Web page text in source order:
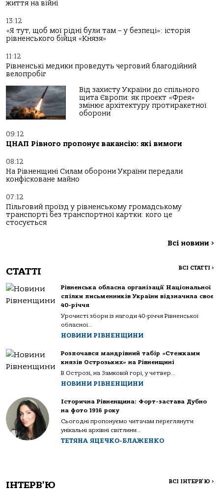
життя на війні
13:12
«Я тут, щоб мої рідні були там – у безпеці»: історія
рівненського бійця «Князя»
11:12
Рівненські медики проведуть черговий благодійний
велопробіг
Від захисту України до спільного
щита Європи: як проєкт «Фрея»
змінює архітектуру протиракетної
оборони
09:12
ЦНАП Рівного пропонує вакансію: які вимоги
08:12
На Рівненщині Силам оборони України передали
конфісковане майно
07:12
Пільговий проїзд у рівненському громадському
транспорті без транспортної картки: кого це
стосується
Всі новини >
СТАТТІ ВСІ СТАТТІ >
Рівненська обласна організації Національної
спілки письменників України відзначила своє
40-річчя
Урочисті збори із нагоди 40-річчя Рівненської
обласної...
НОВИНИ РІВНЕНЩИНИ
Розпочався мандрівний табір «Стежками
князів Острозьких» на Рівненщині
В Острозі, на Замковій горі, у четвер...
НОВИНИ РІВНЕНЩИНИ
Історична Рівненщина: Форт-застава Дубно
на фото 1916 року
Сьогодні пропонуємо читачам переглянути
унікальні архівні світлини...
ТЕТЯНА ЯЦЕЧКО-БЛАЖЕНКО
ІНТЕРВ'Ю ВСІ ІНТЕРВ'Ю >